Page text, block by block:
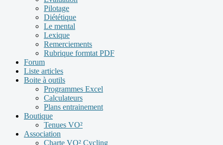
Pilotage
Diététique
Le mental
Lexique
Remerciements
Rubrique formtat PDF
Forum
Liste articles
Boite à outils
Programmes Excel
Calculateurs
Plans entrainement
Boutique
Tenues VO²
Association
Charte VO² Cycling